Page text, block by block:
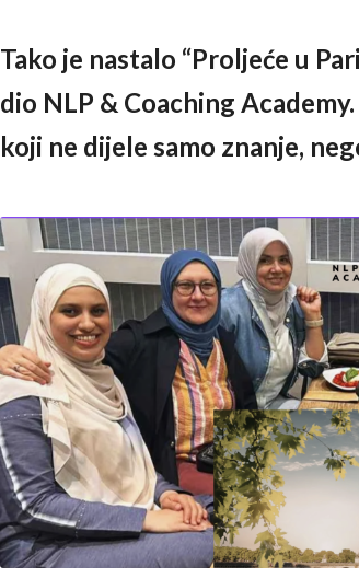
Tako je nastalo “Proljeće u
dio NLP & Coaching Academy
koji ne dijele samo znanje,